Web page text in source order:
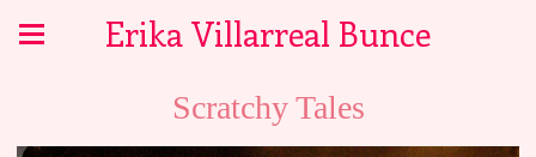
Erika Villarreal Bunce
Scratchy Tales